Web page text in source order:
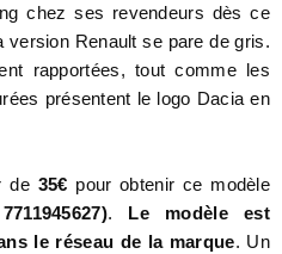
chez ses revendeurs dès ce
version Renault se pare de gris.
rapportées, tout comme les
présentent le logo Dacia en
de 35€ pour obtenir ce modèle
. Le modèle est
le réseau de la marque. Un